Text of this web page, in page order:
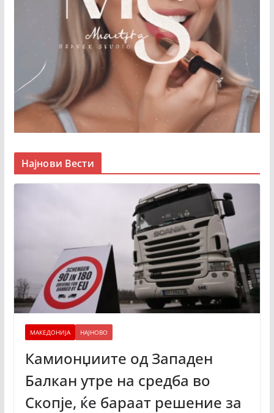
Најнови Вести
МАКЕДОНИЈА НАЈНОВО
Камионџиите од Западен
Балкан утре на средба во
Скопје, ќе бараат решение за